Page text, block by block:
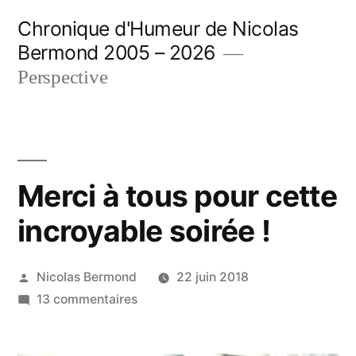
contenu
Chronique d'Humeur de Nicolas
Bermond 2005 – 2026
Perspective
Merci à tous pour cette
incroyable soirée !
Publié
par
Nicolas Bermond
22 juin 2018
13 commentairessur